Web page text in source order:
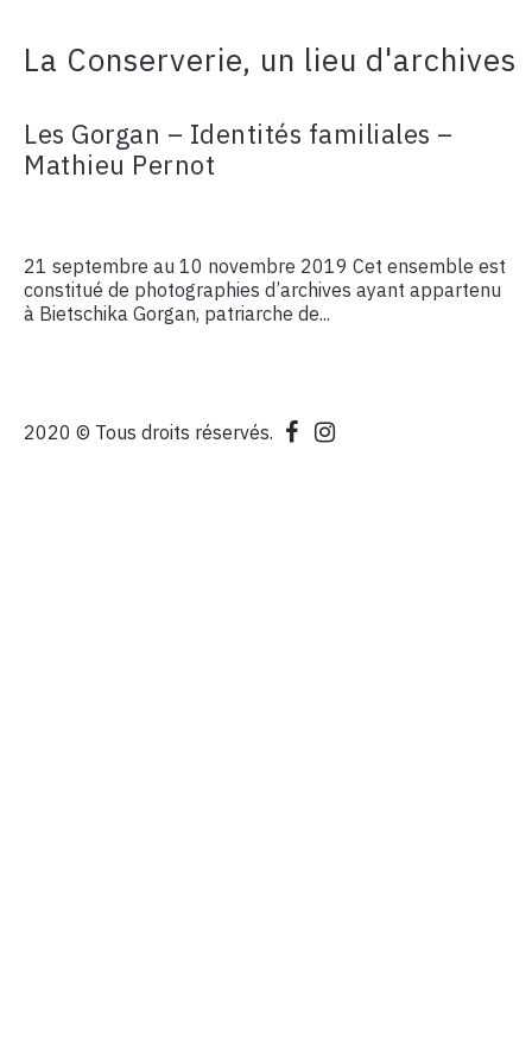
La Conserverie, un lieu d'archives
Les Gorgan – Identités familiales –
Mathieu Pernot
21 septembre au 10 novembre 2019 Cet ensemble est
constitué de photographies d’archives ayant appartenu
à Bietschika Gorgan, patriarche de...
2020 © Tous droits réservés.